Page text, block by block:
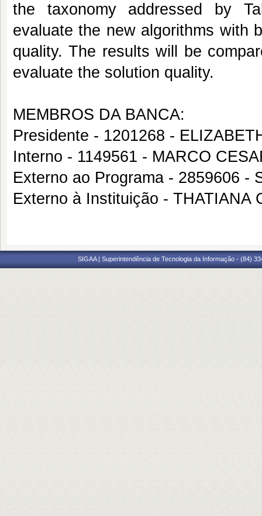
the taxonomy addressed by
evaluate the new algorithms with
quality. The results will be
evaluate the solution quality.
MEMBROS DA BANCA:
Presidente - 1201268 -
Interno - 1149561 - MARCO
Externo ao Programa - 2859606 -
Externo à Instituição - THATIANA
SIGAA | Superintendência de Tecnologia da Informação - (84)